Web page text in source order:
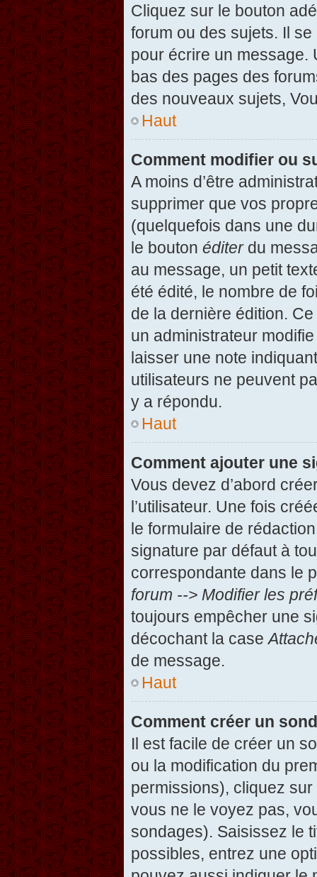
Cliquez sur le bouton
forum ou des sujets. Il
pour écrire un message.
bas des pages des
des nouveaux sujets,
Haut
Comment modifier ou
A moins d’être
supprimer que vos
(quelquefois dans une
le bouton éditerdu
au message, un petit
été édité, le nombre de
de la dernière édition.
un administrateur
laisser une note
utilisateurs ne peuvent
y a répondu.
Haut
Comment ajouter une
Vous devez d’abord
l’utilisateur. Une fois
le formulaire de
signature par défaut à
correspondante dans le
forum --> Modifier les
toujours empêcher une
décochant la case
de message.
Haut
Comment créer un
Il est facile de créer un
ou la modification du
permissions), cliquez sur
vous ne le voyez pas,
sondages). Saisissez le
possibles, entrez une